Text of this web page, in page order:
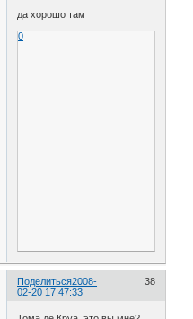
да хорошо там
0
Поделиться 38
2008-
02-20 17:47:33